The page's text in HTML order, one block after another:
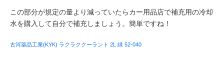
この部分が規定の量より減っていたらカー用品店で補充用の冷却
水を購入して自分で補充しましょう。簡単ですね！
古河薬品工業(KYK) ラクラククーラント 2L 緑 52-040